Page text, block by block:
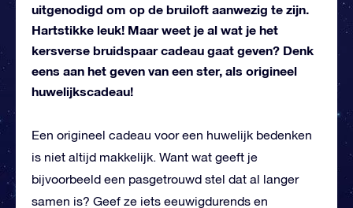
uitgenodigd om op de bruiloft aanwezig te zijn.
Hartstikke leuk! Maar weet je al wat je het
kersverse bruidspaar cadeau gaat geven? Denk
eens aan het geven van een ster, als origineel
huwelijkscadeau!
Een origineel cadeau voor een huwelijk bedenken
is niet altijd makkelijk. Want wat geeft je
bijvoorbeeld een pasgetrouwd stel dat al langer
samen is? Geef ze iets eeuwigdurends en